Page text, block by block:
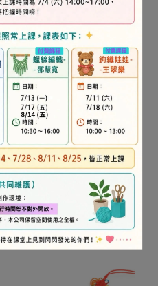
生意興隆-平面系列-初級-
串珠材料包
NT$880
加入購物車